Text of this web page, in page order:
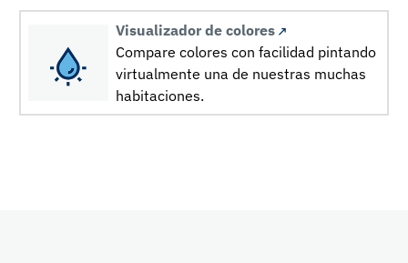
Visualizador de colores
Compare colores con facilidad pintando
virtualmente una de nuestras muchas
habitaciones.